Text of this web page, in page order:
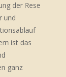
der Rese
und
ist das
ganz